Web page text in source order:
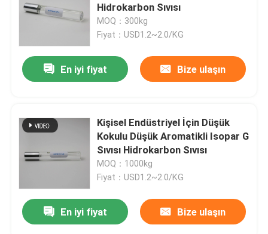
Hidrokarbon Sıvısı
MOQ：300kg
Fiyat：USD1.2~2.0/KG
En iyi fiyat Bize ulaşın
Kişisel Endüstriyel İçin Düşük
Kokulu Düşük Aromatikli Isopar G
Sıvısı Hidrokarbon Sıvısı
MOQ：1000kg
Fiyat：USD1.2~2.0/KG
En iyi fiyat Bize ulaşın